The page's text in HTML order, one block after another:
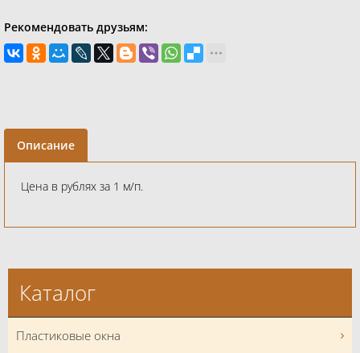
Рекомендовать друзьям:
Описание
Цена в рублях за 1 м/п.
Каталог
Пластиковые окна